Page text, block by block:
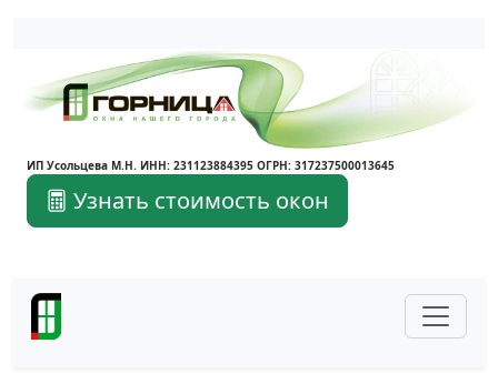
Написать в Max
Написать в Telegram
ИП Усольцева М.Н. ИНН: 231123884395 ОГРН: 317237500013645
Узнать стоимость окон